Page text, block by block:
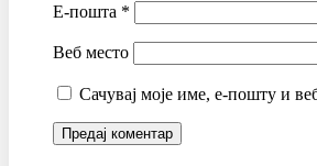
Е-пошта *
Веб место
Сачувај моје име, е-пошту и